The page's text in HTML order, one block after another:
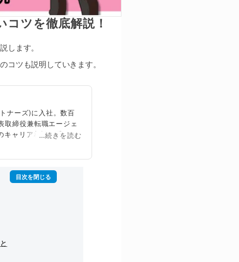
コツを徹底解説！
します。
コツも説明していきます。
ナーズ)に入社。数百
取締役兼転職エージェ
キャリア相談に乗る。
...続きを読む